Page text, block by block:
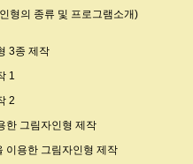
형의 종류 및 프로그램소개)
3종 제작
1
2
한 그림자인형 제작
이용한 그림자인형 제작